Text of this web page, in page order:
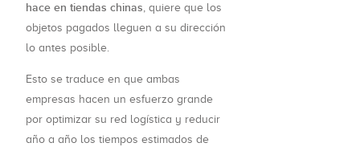
hace en tiendas chinas, quiere que los
objetos pagados lleguen a su dirección
lo antes posible.
Esto se traduce en que ambas
empresas hacen un esfuerzo grande
por optimizar su red logística y reducir
año a año los tiempos estimados de